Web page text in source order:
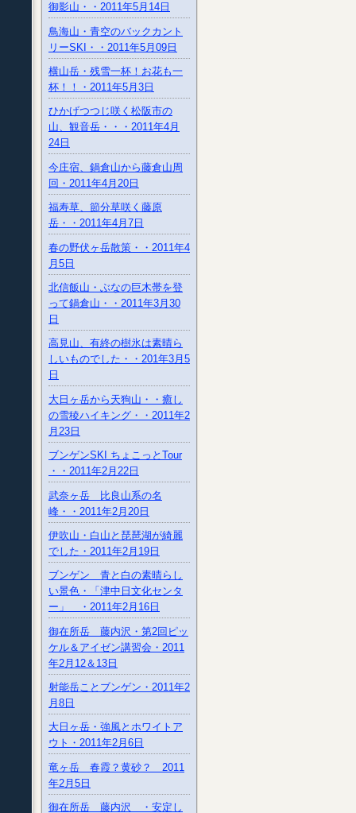
御影山・・2011年5月14日
鳥海山・青空のバックカント
リーSKI・・2011年5月09日
横山岳・残雪一杯！お花も一
杯！！・2011年5月3日
ひかげつつじ咲く松阪市の
山、観音岳・・・2011年4月
24日
今庄宿、鍋倉山から藤倉山周
回・2011年4月20日
福寿草、節分草咲く藤原
岳・・2011年4月7日
春の野伏ヶ岳散策・・2011年4
月5日
北信飯山・ぶなの巨木帯を登
って鍋倉山・・2011年3月30
日
高見山、有終の樹氷は素晴ら
しいものでした・・201年3月5
日
大日ヶ岳から天狗山・・癒し
の雪稜ハイキング・・2011年2
月23日
ブンゲンSKI ちょこっとTour
・・2011年2月22日
武奈ヶ岳 比良山系の名
峰・・2011年2月20日
伊吹山・白山と琵琶湖が綺麗
でした・2011年2月19日
ブンゲン 青と白の素晴らし
い景色・「津中日文化センタ
ー」 ・2011年2月16日
御在所岳 藤内沢・第2回ピッ
ケル＆アイゼン講習会・2011
年2月12＆13日
射能岳ことブンゲン・2011年2
月8日
大日ヶ岳・強風とホワイトア
ウト・2011年2月6日
竜ヶ岳 春霞？黄砂？ 2011
年2月5日
御在所岳 藤内沢 ・安定し